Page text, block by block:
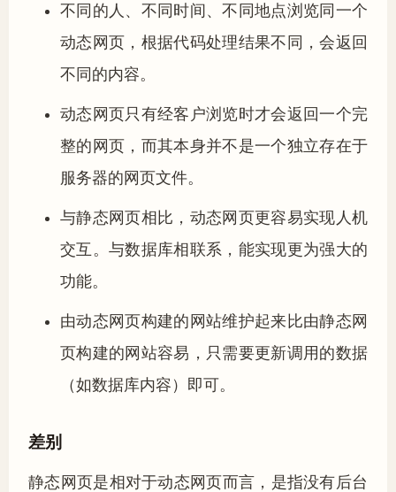
不同的人、不同时间、不同地点浏览同一个
动态网页，根据代码处理结果不同，会返回
不同的内容。
动态网页只有经客户浏览时才会返回一个完
整的网页，而其本身并不是一个独立存在于
服务器的网页文件。
与静态网页相比，动态网页更容易实现人机
交互。与数据库相联系，能实现更为强大的
功能。
由动态网页构建的网站维护起来比由静态网
页构建的网站容易，只需要更新调用的数据
（如数据库内容）即可。
差别
静态网页是相对于动态网页而言，是指没有后台